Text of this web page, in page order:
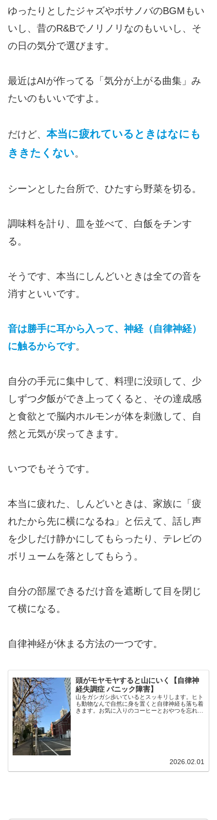
ゆったりとしたジャズやボサノバのBGMもい
いし、昔のR&Bでノリノリなのもいいし、そ
の日の気分で選びます。
最近はAIが作ってる「気分が上がる曲集」み
たいのもいいですよ。
だけど、 本当に疲れているときはなにも
き きたくない。
シーンとした台所で、ひたすら野菜を切る。
調味料を計り、皿を並べて、白飯をチンす
る。
そうです、本当にしんどいときは全ての音を
消すといいです。
音は勝手に耳から入って、神経（自律神経）
に触るからです。
自分の手元に集中して、料理に没頭して、少
しずつ夕飯ができ上ってくると、その達成感
と食欲とで脳内ホルモンが体を刺激して、自
然と元気が戻ってきます。
いつでもそうです。
本当に疲れた、しんどいときは、家族に「疲
れたから先に横になるね」と伝えて、話し声
を少しだけ静かにしてもらったり、テレビの
ボリュームを落としてもらう。
自分の部屋できるだけ音を遮断して目を閉じ
て横になる。
自律神経が休まる方法の一つです。
頭がモヤモヤすると山にいく【自律神
経失調症 パニック障害】
山をガシガシ歩いているとスッキリします。ヒト
も動物なんで自然に身を置くと自律神経も落ち着
きます。お気に入りのコーヒーとおやつを忘れず
2026.02.01